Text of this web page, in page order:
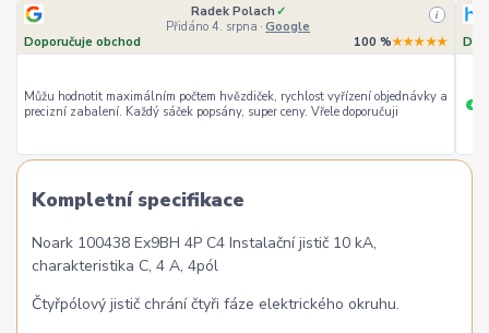
Radek Polach ✓
Přidáno 4. srpna · Google
i
Doporučuje obchod 100 %★★★★★
Můžu hodnotit maximálním počtem hvězdiček, rychlost vyřízení objednávky a
precizní zabalení. Každý sáček popsány, super ceny. Vřele doporučuji
+
Kompletní specifikace
Noark 100438 Ex9BH 4P C4 Instalační jistič 10 kA,
charakteristika C, 4 A, 4pól
Čtyřpólový jistič chrání čtyři fáze elektrického okruhu.